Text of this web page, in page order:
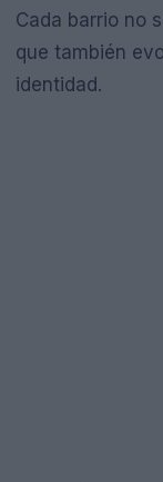
Cada barrio no
que también
identidad.